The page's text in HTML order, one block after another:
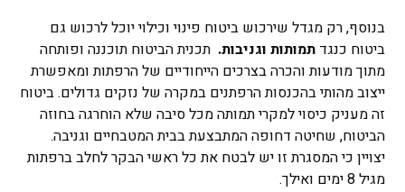
בנוסף, רק מגדל שירכוש ביטוח פינוי וכילוי יוכל לרכוש גם
ביטוח כנגד תמותות וגניבות. תכנית הביטוח תוכננה ופותחה
מתוך מודעות והכרה בצרכים הייחודיים של הרפתות ומאפשרת
ייצוב מהותי בהכנסות הרפתנים במקרה של נזקים גדולים. ביטוח
זה מעניק כיסוי למקרי תמותה מכל סיבה שלא הוחרגה בחוזה
הביטוח, שחיטה דחופה המתבצעת בבית המטבחיים וגניבה.
יצויין כי המסגרת זו יש לבטח את כל ראשי הבקר לחלב ברפתות
מגיל 8 ימים ואילך.